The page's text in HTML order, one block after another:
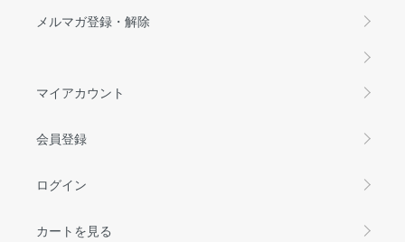
メルマガ登録・解除
マイアカウント
会員登録
ログイン
カートを見る